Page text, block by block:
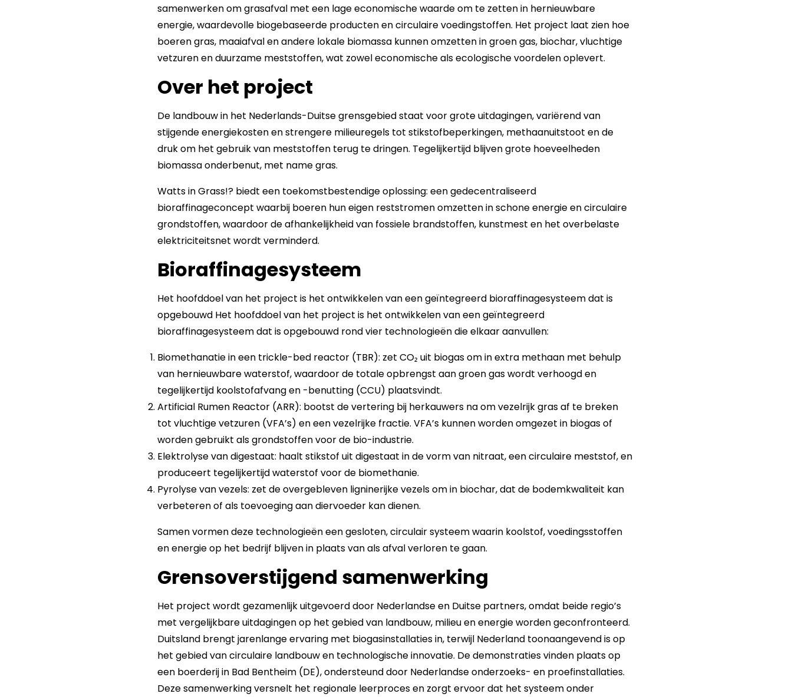
samenwerken om grasafval met een lage economische waarde om te zetten in hernieuwbare
energie, waardevolle biogebaseerde producten en circulaire voedingstoffen. Het project laat zien hoe
boeren gras, maaiafval en andere lokale biomassa kunnen omzetten in groen gas, biochar, vluchtige
vetzuren en duurzame meststoffen, wat zowel economische als ecologische voordelen oplevert.
Over het project
De landbouw in het Nederlands-Duitse grensgebied staat voor grote uitdagingen, variërend van
stijgende energiekosten en strengere milieuregels tot stikstofbeperkingen, methaanuitstoot en de
druk om het gebruik van meststoffen terug te dringen. Tegelijkertijd blijven grote hoeveelheden
biomassa onderbenut, met name gras.
Watts in Grass!? biedt een toekomstbestendige oplossing: een gedecentraliseerd
bioraffinageconcept waarbij boeren hun eigen reststromen omzetten in schone energie en circulaire
grondstoffen, waardoor de afhankelijkheid van fossiele brandstoffen, kunstmest en het overbelaste
elektriciteitsnet wordt verminderd.
Bioraffinagesysteem
Het hoofddoel van het project is het ontwikkelen van een geïntegreerd bioraffinagesysteem dat is
opgebouwd Het hoofddoel van het project is het ontwikkelen van een geïntegreerd
bioraffinagesysteem dat is opgebouwd rond vier technologieën die elkaar aanvullen:
Biomethanatie in een trickle-bed reactor (TBR): zet CO₂ uit biogas om in extra methaan met behulp
van hernieuwbare waterstof, waardoor de totale opbrengst aan groen gas wordt verhoogd en
tegelijkertijd koolstofafvang en -benutting (CCU) plaatsvindt.
Artificial Rumen Reactor (ARR): bootst de vertering bij herkauwers na om vezelrijk gras af te breken
tot vluchtige vetzuren (VFA’s) en een vezelrijke fractie. VFA’s kunnen worden omgezet in biogas of
worden gebruikt als grondstoffen voor de bio-industrie.
Elektrolyse van digestaat: haalt stikstof uit digestaat in de vorm van nitraat, een circulaire meststof, en
produceert tegelijkertijd waterstof voor de biomethanie.
Pyrolyse van vezels: zet de overgebleven ligninerijke vezels om in biochar, dat de bodemkwaliteit kan
verbeteren of als toevoeging aan diervoeder kan dienen.
Samen vormen deze technologieën een gesloten, circulair systeem waarin koolstof, voedingsstoffen
en energie op het bedrijf blijven in plaats van als afval verloren te gaan.
Grensoverstijgend samenwerking
Het project wordt gezamenlijk uitgevoerd door Nederlandse en Duitse partners, omdat beide regio’s
met vergelijkbare uitdagingen op het gebied van landbouw, milieu en energie worden geconfronteerd.
Duitsland brengt jarenlange ervaring met biogasinstallaties in, terwijl Nederland toonaangevend is op
het gebied van circulaire landbouw en technologische innovatie. De demonstraties vinden plaats op
een boerderij in Bad Bentheim (DE), ondersteund door Nederlandse onderzoeks- en proefinstallaties.
Deze samenwerking versnelt het regionale leerproces en zorgt ervoor dat het systeem onder